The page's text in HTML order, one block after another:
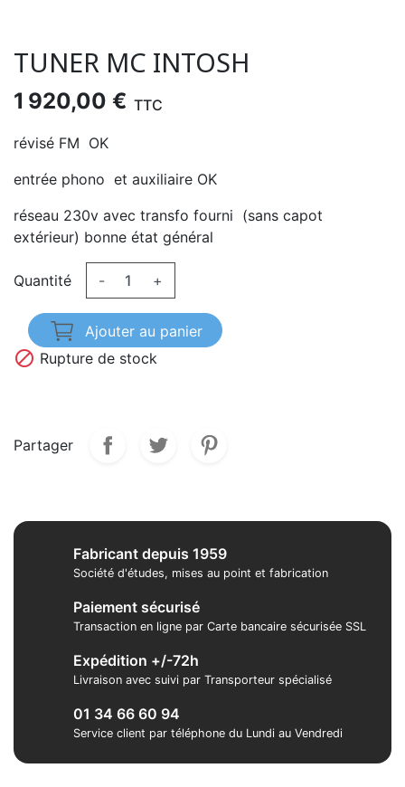
TUNER MC INTOSH
1 920,00 € TTC
révisé FM OK
entrée phono et auxiliaire OK
réseau 230v avec transfo fourni (sans capot
extérieur) bonne état général
Quantité - +
Ajouter au panier
 Rupture de stock
Partager
Fabricant depuis 1959
Société d'études, mises au point et fabrication
Paiement sécurisé
Transaction en ligne par Carte bancaire sécurisée SSL
Expédition +/-72h
Livraison avec suivi par Transporteur spécialisé
01 34 66 60 94
Service client par téléphone du Lundi au Vendredi